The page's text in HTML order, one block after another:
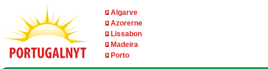
Algarve
Azorerne
Lissabon
Madeira
Porto